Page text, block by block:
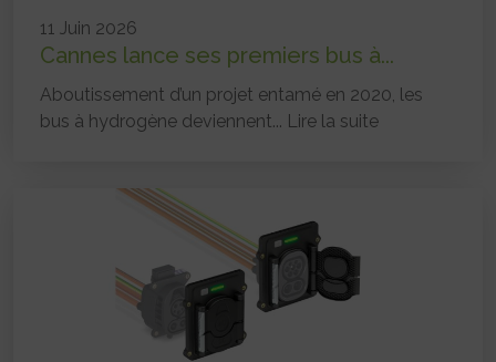
11 Juin 2026
Cannes lance ses premiers bus à...
Aboutissement d’un projet entamé en 2020, les
bus à hydrogène deviennent... Lire la suite